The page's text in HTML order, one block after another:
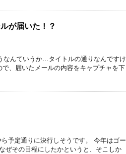
が届いた！？
なんていうか…タイトルの通りなんですけ
、届いたメールの内容をキャプチャを下
予定通りに決行しそうです。 今年はゴー
ぜその日程にしたかというと、そこしか